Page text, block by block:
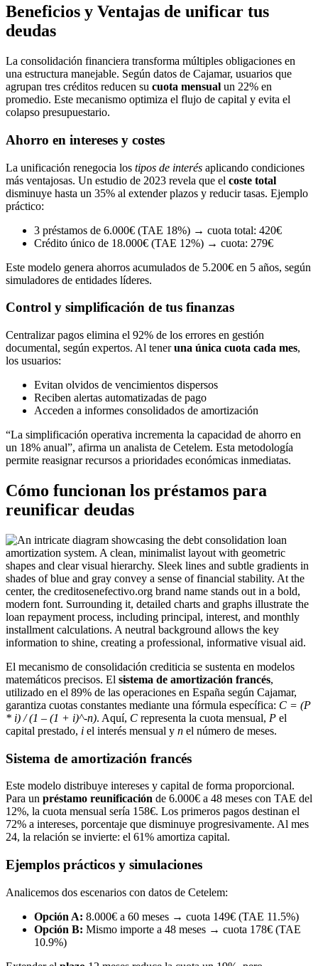
Beneficios y Ventajas de unificar tus
deudas
La consolidación financiera transforma múltiples obligaciones en
una estructura manejable. Según datos de Cajamar, usuarios que
agrupan tres créditos reducen su cuota mensual un 22% en
promedio. Este mecanismo optimiza el flujo de capital y evita el
colapso presupuestario.
Ahorro en intereses y costes
La unificación renegocia los tipos de interés aplicando condiciones
más ventajosas. Un estudio de 2023 revela que el coste total
disminuye hasta un 35% al extender plazos y reducir tasas. Ejemplo
práctico:
3 préstamos de 6.000€ (TAE 18%) → cuota total: 420€
Crédito único de 18.000€ (TAE 12%) → cuota: 279€
Este modelo genera ahorros acumulados de 5.200€ en 5 años, según
simuladores de entidades líderes.
Control y simplificación de tus finanzas
Centralizar pagos elimina el 92% de los errores en gestión
documental, según expertos. Al teneruna única cuota cada mes,
los usuarios:
Evitan olvidos de vencimientos dispersos
Reciben alertas automatizadas de pago
Acceden a informes consolidados de amortización
“La simplificación operativa incrementa la capacidad de ahorro en
un 18% anual”, afirma un analista de Cetelem. Esta metodología
permite reasignar recursos a prioridades económicas inmediatas.
Cómo funcionan los préstamos para
reunificar deudas
El mecanismo de consolidación crediticia se sustenta en modelos
matemáticos precisos. El sistema de amortización francés,
utilizado en el 89% de las operaciones en España según Cajamar,
garantiza cuotas constantes mediante una fórmula específica: C = (P
* i) / (1 – (1 + i)^-n). Aquí, C representa la cuota mensual, P el
capital prestado, i el interés mensual y n el número de meses.
Sistema de amortización francés
Este modelo distribuye intereses y capital de forma proporcional.
Para un préstamo reunificación de 6.000€ a 48 meses con TAE del
12%, la cuota mensual sería 158€. Los primeros pagos destinan el
72% a intereses, porcentaje que disminuye progresivamente. Al mes
24, la relación se invierte: el 61% amortiza capital.
Ejemplos prácticos y simulaciones
Analicemos dos escenarios con datos de Cetelem:
Opción A: 8.000€ a 60 meses → cuota 149€ (TAE 11.5%)
Opción B: Mismo importe a 48 meses → cuota 178€ (TAE
10.9%)